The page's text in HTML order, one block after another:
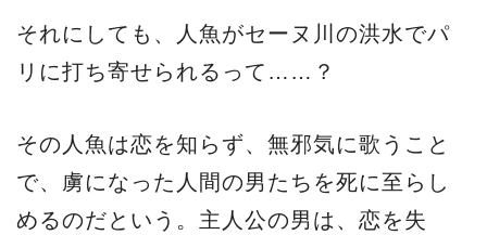
それにしても、人魚がセーヌ川の洪水でパ
リに打ち寄せられるって……？
その人魚は恋を知らず、無邪気に歌うこと
で、虜になった人間の男たちを死に至らし
めるのだという。主人公の男は、恋を失